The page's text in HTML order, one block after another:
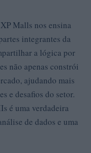
Malls nos ensina
integrantes da
a lógica por
não apenas constrói
ajudando mais
e desafios do setor.
é uma verdadeira
de dados e uma